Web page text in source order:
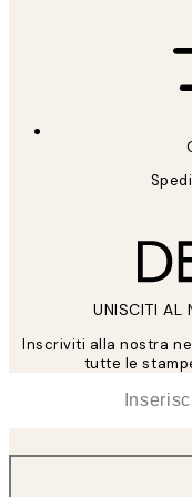
UNISCITI AL
Inscriviti alla nostra
tutte le